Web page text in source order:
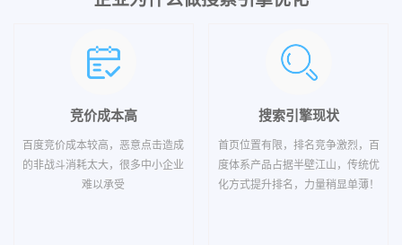
竞价成本高
百度竞价成本较高，恶意点击造成
的非战斗消耗太大，很多中小企业
难以承受
搜索引擎现状
首页位置有限，排名竞争激烈，百
度体系产品占据半壁江山，传统优
化方式提升排名，力量稍显单薄！